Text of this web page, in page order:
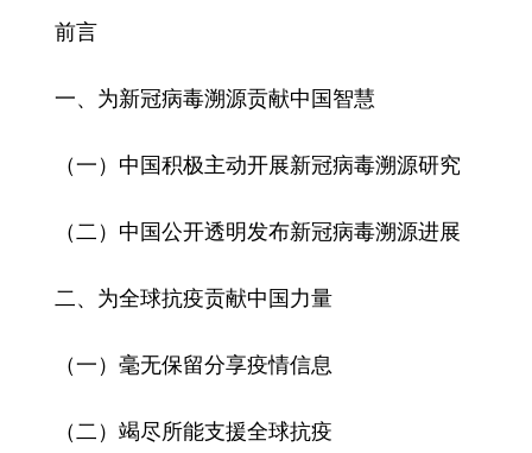
地方频道
浙江 安徽 福建 江西
山东 河南 湖北 湖南
陕西 甘肃 青海
新疆 内蒙古 黑龙江
前言
一、为新冠病毒溯源贡献中国智慧
（一）中国积极主动开展新冠病毒溯源研究
（二）中国公开透明发布新冠病毒溯源进展
二、为全球抗疫贡献中国力量
（一）毫无保留分享疫情信息
（二）竭尽所能支援全球抗疫